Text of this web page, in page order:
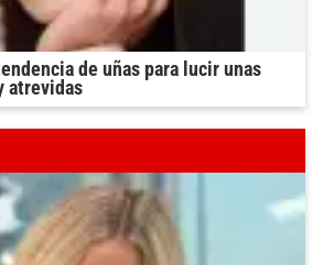
de uñas para lucir unas
atrevidas